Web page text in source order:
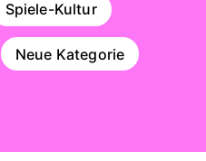
Spiele-Kultur
Neue Kategorie